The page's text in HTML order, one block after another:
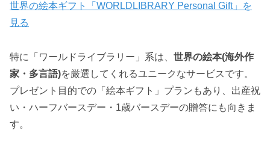
世界の絵本ギフト「WORLDLIBRARY Personal Gift」を
見る
特に「ワールドライブラリー」系は、 世界の絵本(海外作
家・多言語)を厳選してくれるユニークなサービスです。
プレゼント目的での「絵本ギフト」プランもあり、出産祝
い・ハーフバースデー・1歳バースデーの贈答にも向きま
す。